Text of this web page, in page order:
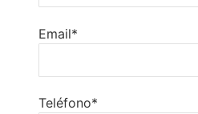
Email*
Teléfono*